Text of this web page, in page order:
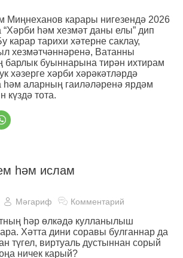
Миңнеханов карары нигезендә 2026
“Хәрби һәм хезмәт даны елы” дип
карар тарихи хәтерне саклау,
хезмәтчәннәренә, Ватанны
барлык буыннарына тирән ихтирам
хәзерге хәрби хәрәкәтләрдә
һәм аларның гаиләләренә ярдәм
күздә тота.
һәм ислам
Мәгариф Комментарий
һәр өлкәдә кулланылыш
Хәтта дини соравы булганнар да
түгел, виртуаль дустыннан сорый
ничек карый?